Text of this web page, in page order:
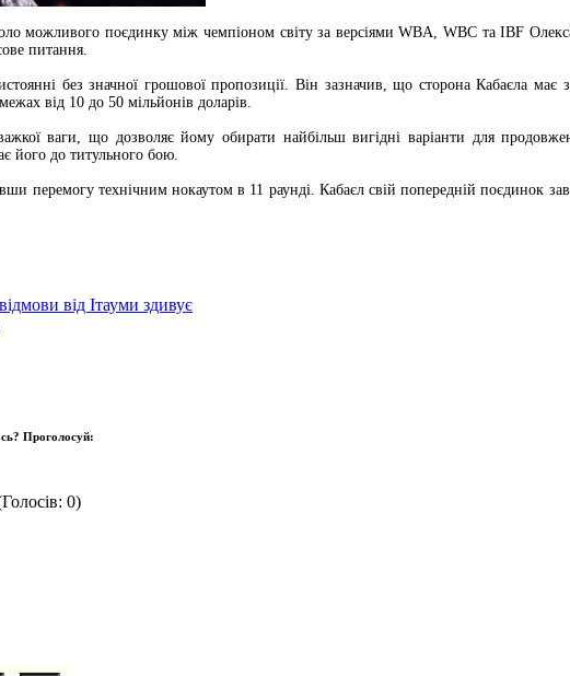
можливого поєдинку між чемпіоном світу за версіями WBA, WBC та IBF
питання.
без значної грошової пропозиції. Він зазначив, що сторона Кабаєла
від 10 до 50 мільйонів доларів.
ваги, що дозволяє йому обирати найбільш вигідні варіанти для
його до титульного бою.
перемогу технічним нокаутом в 11 раунді. Кабаєл свій попередній поєдинок
від Ітауми здивує
Проголосуй:
0)